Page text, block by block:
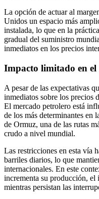
La opción de actuar al
Unidos un espacio más
instalada, lo que en la
gradual del suministro
inmediatos en los precios
Impacto limitado en el
A pesar de las expectativas
inmediatos sobre los precios
El mercado petrolero está
de los más determinantes en
de Ormuz, una de las rutas
crudo a nivel mundial.
Las restricciones en esta vía
barriles diarios, lo que
internacionales. En este
incrementa su producción, el
mientras persistan las